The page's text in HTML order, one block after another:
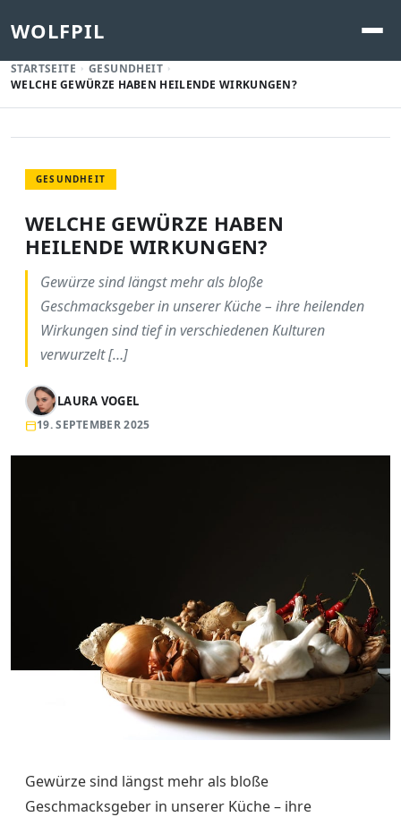
WOLFPIL
STARTSEITE
GESUNDHEIT
WELCHE GEWÜRZE HABEN HEILENDE WIRKUNGEN?
GESUNDHEIT
WELCHE GEWÜRZE HABEN
HEILENDE WIRKUNGEN?
Gewürze sind längst mehr als bloße
Geschmacksgeber in unserer Küche – ihre heilenden
Wirkungen sind tief in verschiedenen Kulturen
verwurzelt […]
LAURA VOGEL
19. SEPTEMBER 2025
Gewürze sind längst mehr als bloße
Geschmacksgeber in unserer Küche – ihre